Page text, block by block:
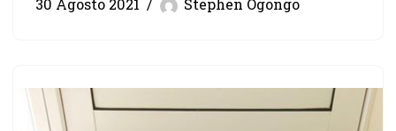
30 Agosto 2021 Stephen Ogongo